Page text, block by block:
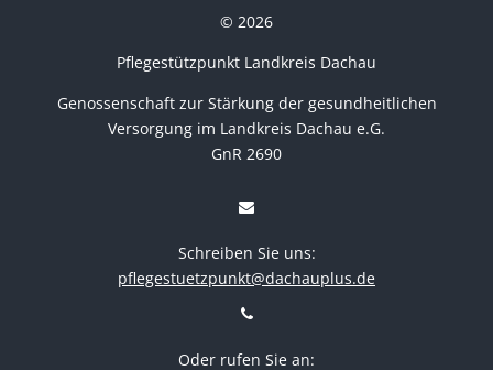
© 2026
Pflegestützpunkt Landkreis Dachau
Genossenschaft zur Stärkung der gesundheitlichen
Versorgung im Landkreis Dachau e.G.
GnR 2690
Schreiben Sie uns:
pflegestuetzpunkt@dachauplus.de
Oder rufen Sie an: